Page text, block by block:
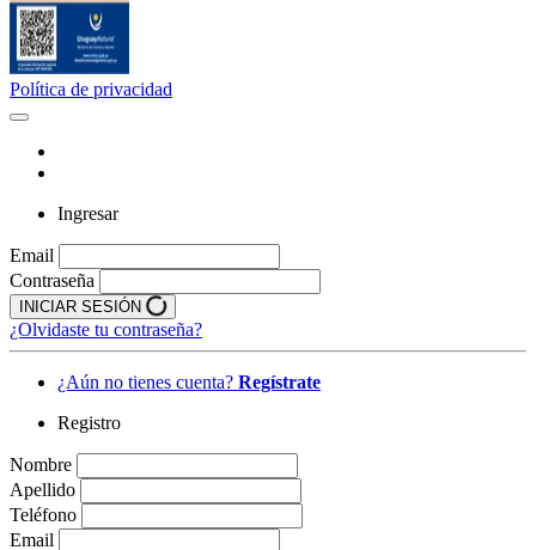
Política de privacidad
Ingresar
Email
Contraseña
INICIAR SESIÓN
¿Olvidaste tu contraseña?
¿Aún no tienes cuenta? Regístrate
Registro
Nombre
Apellido
Teléfono
Email